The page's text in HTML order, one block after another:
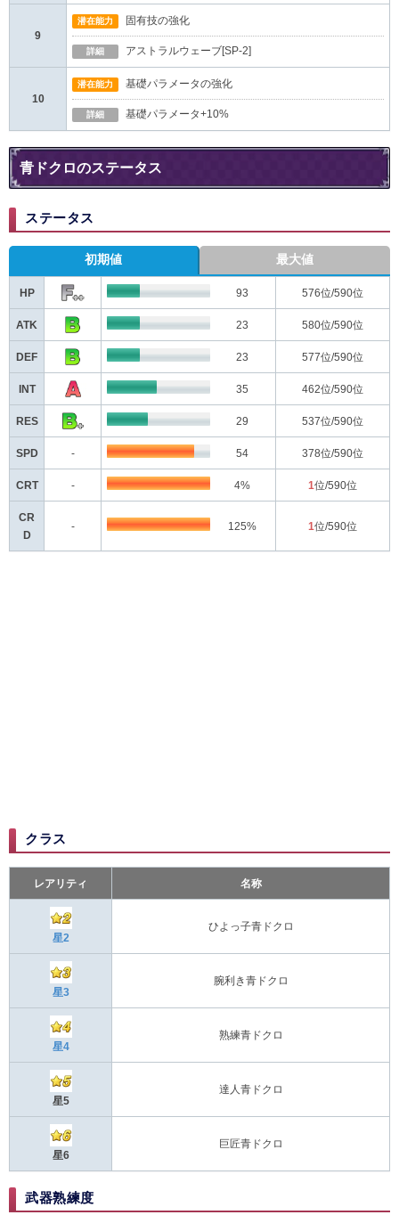
9
潜在能力 固有技の強化
詳細 アストラルウェーブ[SP-2]
10
潜在能力 基礎パラメータの強化
詳細 基礎パラメータ+10%
青ドクロのステータス
ステータス
初期値 最大値
HP 93 576位/590位
ATK 23 580位/590位
DEF 23 577位/590位
INT 35 462位/590位
RES 29 537位/590位
SPD - 54 378位/590位
CRT - 4% 1位/590位
CR
D
- 125% 1位/590位
クラス
レアリティ 名称
星2
ひよっ子青ドクロ
星3
腕利き青ドクロ
星4
熟練青ドクロ
星5
達人青ドクロ
星6
巨匠青ドクロ
武器熟練度